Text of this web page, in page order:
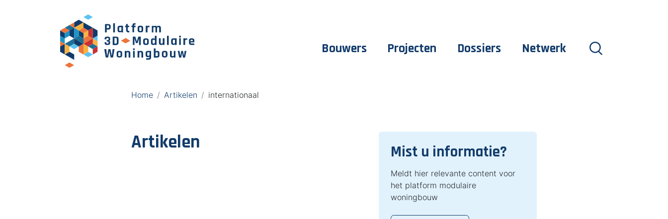
Bouwers Projecten Dossiers Netwerk
Home Artikelen internationaal
Artikelen Mist u informatie?
Meldt hier relevante content voor
het platform modulaire
woningbouw